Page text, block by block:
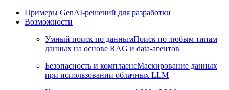
Примеры GenAI-решений для разработки
Возможности
Умный поиск по даннымПоиск по любым типам
данных на основе RAG и data-агентов
Безопасность и комплаенсМаскирование данных
при использовании облачных LLM